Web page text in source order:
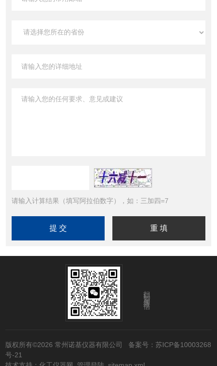
请输入计算结果（填写阿拉伯数字），如：三加四=7
扫码添加微信
版权所有©2026 常州诺基仪器有限公司 备案号：苏ICP备10003268
号-21